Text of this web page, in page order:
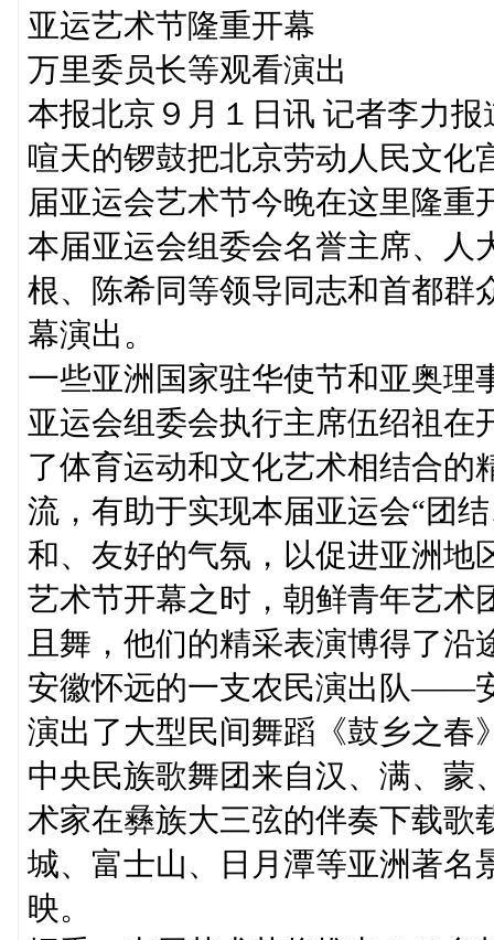
亚运艺术节隆重开幕
万里委员长等观看演出
本报北京９月１日讯 记者李力
喧天的锣鼓把北京劳动人民文化
届亚运会艺术节今晚在这里隆重
本届亚运会组委会名誉主席、人
根、陈希同等领导同志和首都群
幕演出。
一些亚洲国家驻华使节和亚奥理
亚运会组委会执行主席伍绍祖在
了体育运动和文化艺术相结合的
流，有助于实现本届亚运会“团
和、友好的气氛，以促进亚洲地
艺术节开幕之时，朝鲜青年艺术
且舞，他们的精采表演博得了
安徽怀远的一支农民演出队——
演出了大型民间舞蹈《鼓乡之春
中央民族歌舞团来自汉、满、蒙
术家在彝族大三弦的伴奏下载歌
城、富士山、日月潭等亚洲著名
映。